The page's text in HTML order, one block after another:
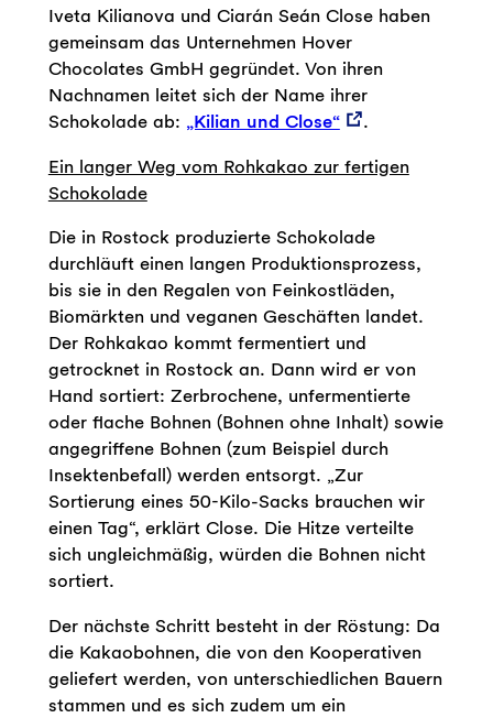
Iveta Kilianova und Ciarán Seán Close haben
gemeinsam das Unternehmen Hover
Chocolates GmbH gegründet. Von ihren
Nachnamen leitet sich der Name ihrer
Schokolade ab: „Kilian und Close“ .
Ein langer Weg vom Rohkakao zur fertigen
Schokolade
Die in Rostock produzierte Schokolade
durchläuft einen langen Produktionsprozess,
bis sie in den Regalen von Feinkostläden,
Biomärkten und veganen Geschäften landet.
Der Rohkakao kommt fermentiert und
getrocknet in Rostock an. Dann wird er von
Hand sortiert: Zerbrochene, unfermentierte
oder flache Bohnen (Bohnen ohne Inhalt) sowie
angegriffene Bohnen (zum Beispiel durch
Insektenbefall) werden entsorgt. „Zur
Sortierung eines 50-Kilo-Sacks brauchen wir
einen Tag“, erklärt Close. Die Hitze verteilte
sich ungleichmäßig, würden die Bohnen nicht
sortiert.
Der nächste Schritt besteht in der Röstung: Da
die Kakaobohnen, die von den Kooperativen
geliefert werden, von unterschiedlichen Bauern
stammen und es sich zudem um ein